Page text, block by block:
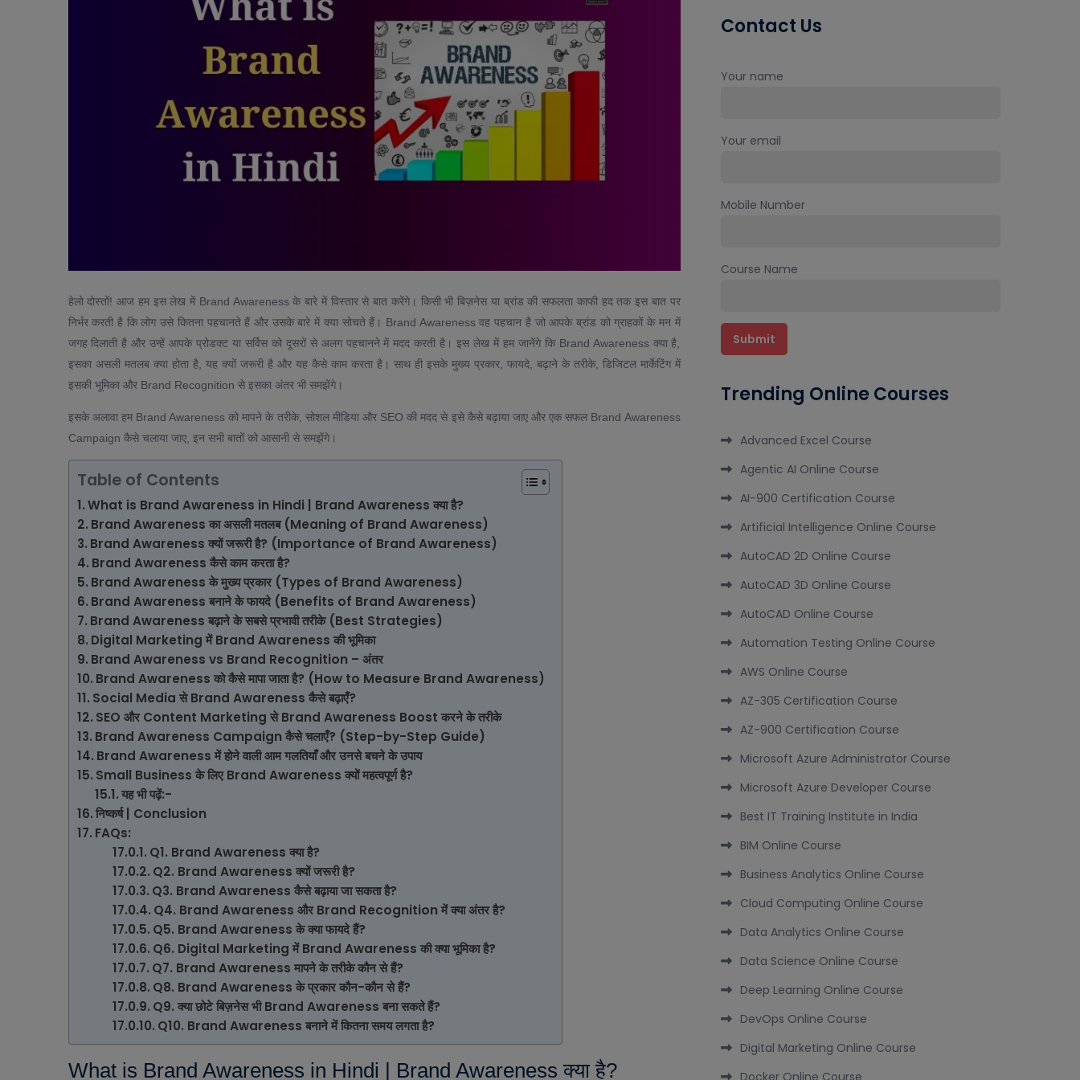
हेलो दोस्तों! आज हम इस लेख में Brand Awareness के बारे में विस्तार से बात करेंगे। किसी भी बिज़नेस या ब्रांड की सफलता काफी हद तक इस बात पर
निर्भर करती है कि लोग उसे कितना पहचानते हैं और उसके बारे में क्या सोचते हैं। Brand Awareness वह पहचान है जो आपके ब्रांड को ग्राहकों के मन में
जगह दिलाती है और उन्हें आपके प्रोडक्ट या सर्विस को दूसरों से अलग पहचानने में मदद करती है। इस लेख में हम जानेंगे कि Brand Awareness क्या है,
इसका असली मतलब क्या होता है, यह क्यों जरूरी है और यह कैसे काम करता है। साथ ही इसके मुख्य प्रकार, फायदे, बढ़ाने के तरीके, डिजिटल मार्केटिंग में
इसकी भूमिका और Brand Recognition से इसका अंतर भी समझेंगे।
इसके अलावा हम Brand Awareness को मापने के तरीके, सोशल मीडिया और SEO की मदद से इसे कैसे बढ़ाया जाए और एक सफल Brand Awareness
Campaign कैसे चलाया जाए, इन सभी बातों को आसानी से समझेंगे।
Table of Contents
What is Brand Awareness in Hindi | Brand Awareness क्या है?
Brand Awareness का असली मतलब (Meaning of Brand Awareness)
Brand Awareness क्यों जरूरी है? (Importance of Brand Awareness)
Brand Awareness कैसे काम करता है?
Brand Awareness के मुख्य प्रकार (Types of Brand Awareness)
Brand Awareness बनाने के फायदे (Benefits of Brand Awareness)
Brand Awareness बढ़ाने के सबसे प्रभावी तरीके (Best Strategies)
Digital Marketing में Brand Awareness की भूमिका
Brand Awareness vs Brand Recognition – अंतर
Brand Awareness को कैसे मापा जाता है? (How to Measure Brand Awareness)
Social Media से Brand Awareness कैसे बढ़ाएँ?
SEO और Content Marketing से Brand Awareness Boost करने के तरीके
Brand Awareness Campaign कैसे चलाएँ? (Step-by-Step Guide)
Brand Awareness में होने वाली आम गलतियाँ और उनसे बचने के उपाय
Small Business के लिए Brand Awareness क्यों महत्वपूर्ण है?
यह भी पढ़ें:-
निष्कर्ष | Conclusion
FAQs:
Q1. Brand Awareness क्या है?
Q2. Brand Awareness क्यों जरूरी है?
Q3. Brand Awareness कैसे बढ़ाया जा सकता है?
Q4. Brand Awareness और Brand Recognition में क्या अंतर है?
Q5. Brand Awareness के क्या फायदे हैं?
Q6. Digital Marketing में Brand Awareness की क्या भूमिका है?
Q7. Brand Awareness मापने के तरीके कौन से हैं?
Q8. Brand Awareness के प्रकार कौन-कौन से हैं?
Q9. क्या छोटे बिज़नेस भी Brand Awareness बना सकते हैं?
Q10. Brand Awareness बनाने में कितना समय लगता है?
What is Brand Awareness in Hindi | Brand Awareness क्या है?
Contact Us
Your name
Your email
Mobile Number
Course Name
Trending Online Courses
Advanced Excel Course
Agentic AI Online Course
AI-900 Certification Course
Artificial Intelligence Online Course
AutoCAD 2D Online Course
AutoCAD 3D Online Course
AutoCAD Online Course
Automation Testing Online Course
AWS Online Course
AZ-305 Certification Course
AZ-900 Certification Course
Microsoft Azure Administrator Course
Microsoft Azure Developer Course
Best IT Training Institute in India
BIM Online Course
Business Analytics Online Course
Cloud Computing Online Course
Data Analytics Online Course
Data Science Online Course
Deep Learning Online Course
DevOps Online Course
Digital Marketing Online Course
Docker Online Course